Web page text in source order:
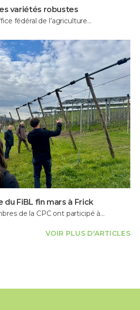
variétés robustes
fédéral de l’agriculture…
du FiBL fin mars à Frick
de la CPC ont participé à…
VOIR PLUS D'ARTICLES